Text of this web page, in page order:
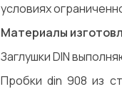
условиях
Материалы
Заглушки DIN
Пробки din 908 из